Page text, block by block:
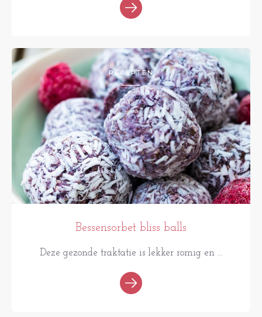
RECEPTEN
Bessensorbet bliss balls
Deze gezonde traktatie is lekker romig en ...